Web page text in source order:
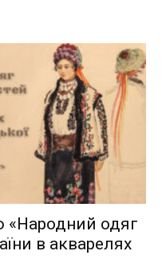
«Народний одяг
в акварелях